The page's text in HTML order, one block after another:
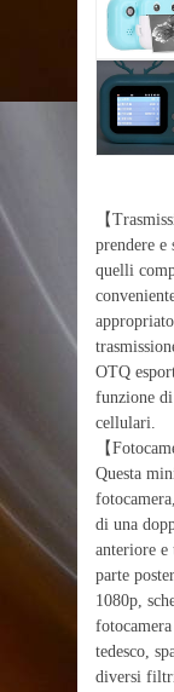
【
prendere e
quelli
OTQ
funzione
cellulari.
【
Questa
di una
anteriore e
parte
1080p,
tedesco,
diversi